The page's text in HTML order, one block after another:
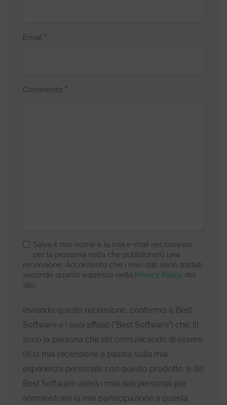
Email *
Commento *
Salva il mio nome e la mia e-mail nel browser
per la prossima volta che pubblicherò una
recensione. Acconsento che i miei dati siano trattati
secondo quanto espresso nella Privacy Policy del
sito.
Inviando questa recensione, confermo a Best
Software e i suoi affiliati ("Best Software") che: (I)
sono la persona che sto comunicando di essere;
(II) la mia recensione è basata sulla mia
esperienza personale con questo prodotto; e (III)
Best Software userà i miei dati personali per
amministrare la mia partecipazione a questa